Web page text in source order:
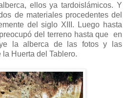
ellos ya tardoislámicos. Y
de materiales procedentes del
del siglo XIII. Luego hasta
del terreno hasta que en
la alberca de las fotos y las
Huerta del Tablero.